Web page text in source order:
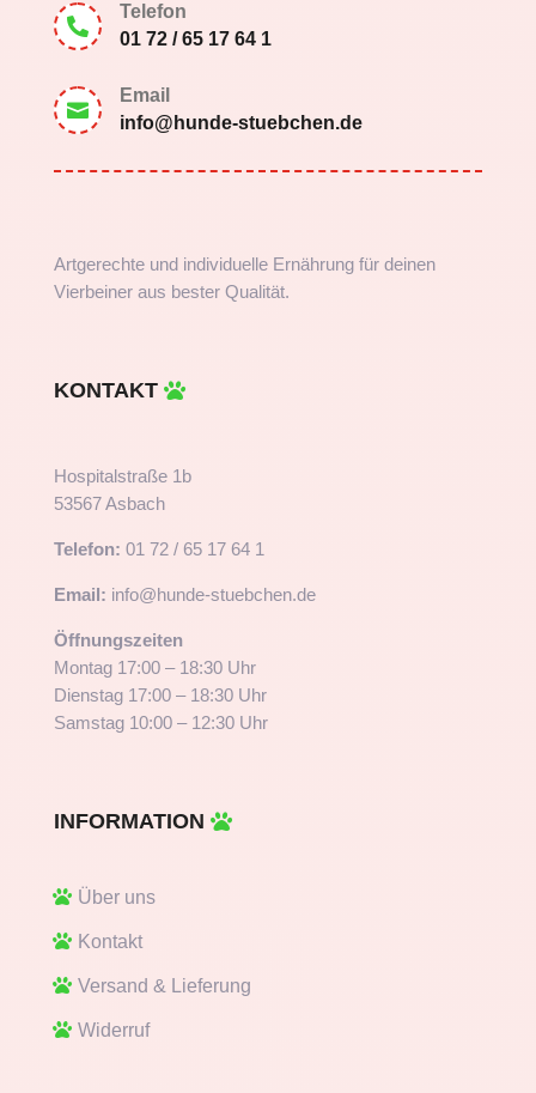

Telefon
01 72 / 65 17 64 1

Email
info@hunde-stuebchen.de
Artgerechte und individuelle Ernährung für deinen
Vierbeiner aus bester Qualität.
KONTAKT
Hospitalstraße 1b
53567 Asbach
Telefon: 01 72 / 65 17 64 1
Email: info@hunde-stuebchen.de
Öffnungszeiten
Montag 17:00 – 18:30 Uhr
Dienstag 17:00 – 18:30 Uhr
Samstag 10:00 – 12:30 Uhr
INFORMATION
Über uns
Kontakt
Versand & Lieferung
Widerruf